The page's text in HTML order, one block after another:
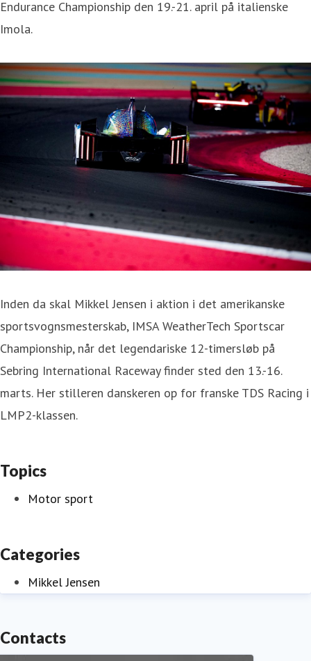
Endurance Championship den 19.-21. april på italienske
Imola.
Inden da skal Mikkel Jensen i aktion i det amerikanske
sportsvognsmesterskab, IMSA WeatherTech Sportscar
Championship, når det legendariske 12-timersløb på
Sebring International Raceway finder sted den 13.-16.
marts. Her stilleren danskeren op for franske TDS Racing i
LMP2-klassen.
Topics
Motor sport
Categories
Mikkel Jensen
Contacts